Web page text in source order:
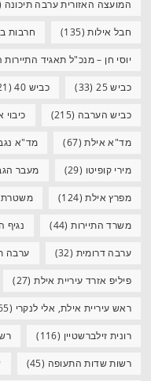
המועצה האזורית ערבה תיכונה
חבל אילות(135) חרבות
יוסי חן – מנכ"ל תאגיד התיירות
כביש 25 (33) כביש 40 (121)
כביש הערבה (215)
מד"א אילת(67) מד"א
מירי קופיטו (29) מעבר
מפרץ אילת(124) משטרת
משרד התיירות(44) נגיף
ערבה דרומית (32) ערבה
פיליפ אזרד עיריית אילת(27)
ראש עיריית אילת, אלי לנקרי (65)
רונית זילברשטיין (116)
רשות שדות התעופה (45)